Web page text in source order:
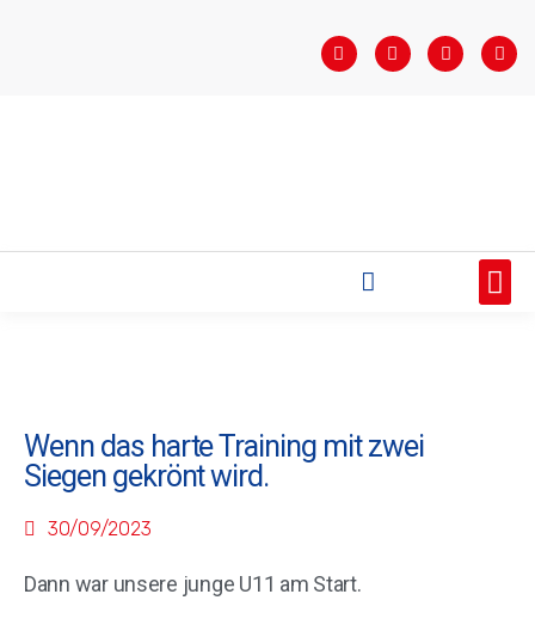
Wenn das harte Training mit zwei
Siegen gekrönt wird.
30/09/2023
Dann war unsere junge U11 am Start.